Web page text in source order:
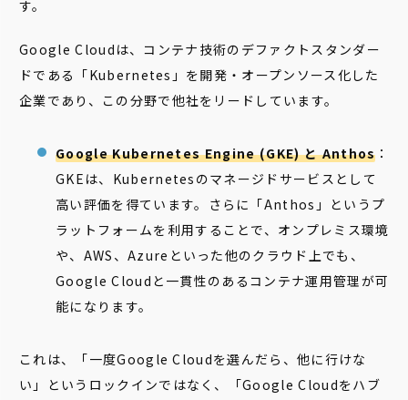
す。
Google Cloudは、コンテナ技術のデファクトスタンダー
ドである「Kubernetes」を開発・オープンソース化した
企業であり、この分野で他社をリードしています。
Google Kubernetes Engine (GKE) と Anthos ：
GKEは、Kubernetesのマネージドサービスとして
高い評価を得ています。さらに「Anthos」というプ
ラットフォームを利用することで、オンプレミス環境
や、AWS、Azureといった他のクラウド上でも、
Google Cloudと一貫性のあるコンテナ運用管理が可
能になります。
これは、「一度Google Cloudを選んだら、他に行けな
い」というロックインではなく、「Google Cloudをハブ